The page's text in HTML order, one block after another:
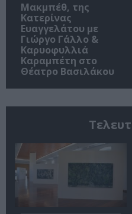
Μακμπέθ, της
Κατερίνας
Ευαγγελάτου με
Γιώργο Γάλλο &
Καρυοφυλλιά
Καραμπέτη στο
Θέατρο Βασιλάκου